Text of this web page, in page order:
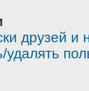
друзей и
удалять